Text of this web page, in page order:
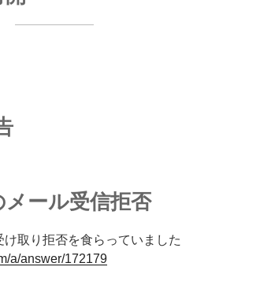
ール受信拒否
取り拒否を食らっていました
a/answer/172179